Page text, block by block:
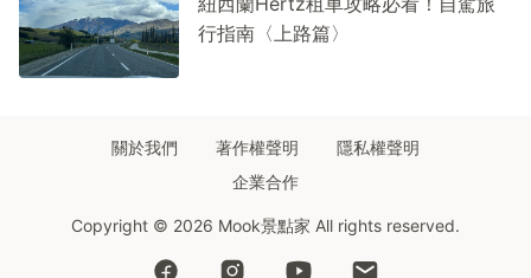
行指南〈上路篇〉
關於我們 著作權聲明
隱私權聲明
企業合作
Copyright © 2026 Mook景點家 All rights reserved.